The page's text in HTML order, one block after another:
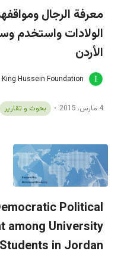
معرفة الرجال
الولادات واستخدم
الأردن
Hussein Foundation
4 مارس، 2015 بحوث و تقارير
Political
among University
Students in Jordan